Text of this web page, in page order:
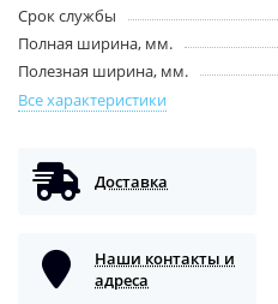
Срок службы
Полная ширина, мм.
Полезная ширина, мм.
Все характеристики
Доставка
Наши контакты и
адреса